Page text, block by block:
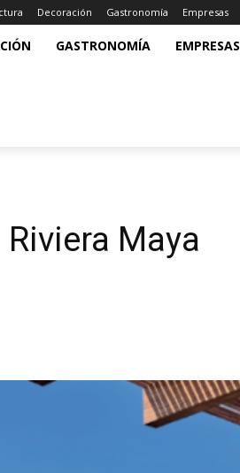
Decoración Gastronomía Empresas
GASTRONOMÍA EMPRESAS
Maya